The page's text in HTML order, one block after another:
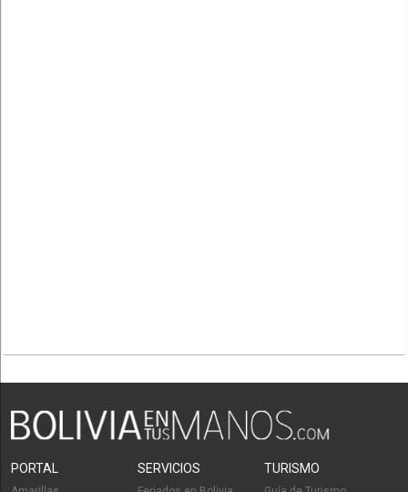
PORTAL SERVICIOS TURISMO